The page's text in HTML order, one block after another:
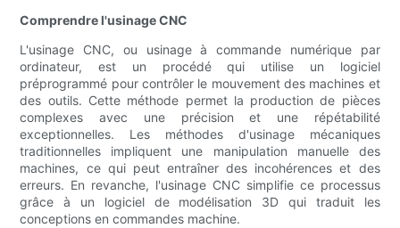
Comprendre l'usinage CNC
L'usinage CNC, ou usinage à commande numérique par
ordinateur, est un procédé qui utilise un logiciel
préprogrammé pour contrôler le mouvement des machines et
des outils. Cette méthode permet la production de pièces
complexes avec une précision et une répétabilité
exceptionnelles. Les méthodes d'usinage mécaniques
traditionnelles impliquent une manipulation manuelle des
machines, ce qui peut entraîner des incohérences et des
erreurs. En revanche, l'usinage CNC simplifie ce processus
grâce à un logiciel de modélisation 3D qui traduit les
conceptions en commandes machine.